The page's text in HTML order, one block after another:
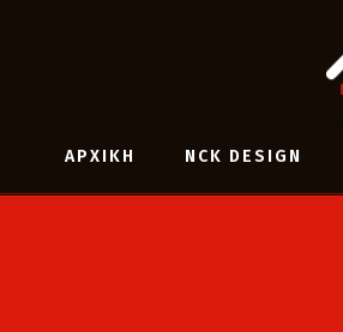
ΑΡΧΙΚΗ NCK DESIGN